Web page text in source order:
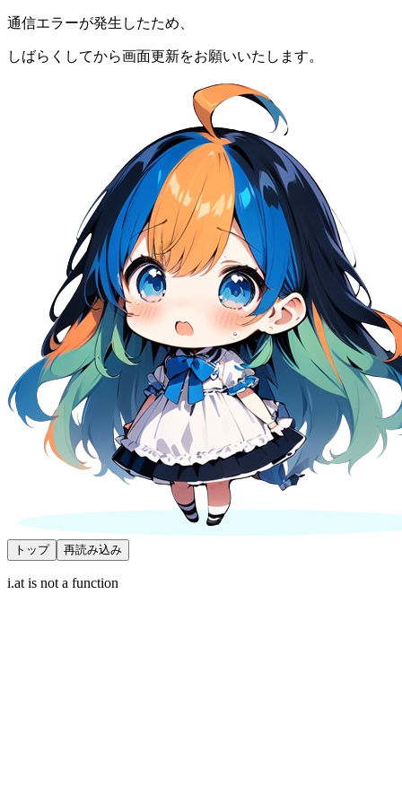
通信エラーが発生したため、
しばらくしてから画面更新をお願いいたします。
トップ 再読み込み
i.at is not a function